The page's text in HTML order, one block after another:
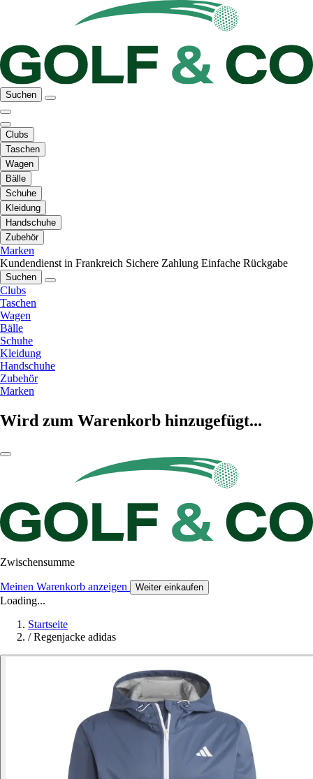
Suchen
Clubs
Taschen
Wagen
Bälle
Schuhe
Kleidung
Handschuhe
Zubehör
Marken
Kundendienst in Frankreich Sichere Zahlung Einfache Rückgabe
Suchen
Clubs
Taschen
Wagen
Bälle
Schuhe
Kleidung
Handschuhe
Zubehör
Marken
Wird zum Warenkorb hinzugefügt...
Zwischensumme
Meinen Warenkorb anzeigen Weiter einkaufen
Loading...
Startseite
/ Regenjacke adidas